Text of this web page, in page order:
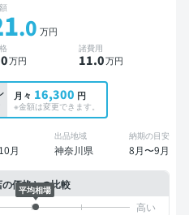
.0 万円
万円
諸費用
11.0万円
月々 16,300 円
※金額は変更できます。
月
出品地域
神奈川県
納期の目安
8月〜9月
価格との比較
平均相場